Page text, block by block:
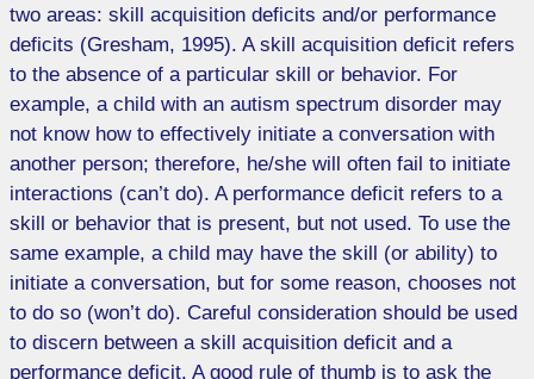
two areas: skill acquisition deficits and/or performance
deficits (Gresham, 1995). A skill acquisition deficit refers
to the absence of a particular skill or behavior. For
example, a child with an autism spectrum disorder may
not know how to effectively initiate a conversation with
another person; therefore, he/she will often fail to initiate
interactions (can’t do). A performance deficit refers to a
skill or behavior that is present, but not used. To use the
same example, a child may have the skill (or ability) to
initiate a conversation, but for some reason, chooses not
to do so (won’t do). Careful consideration should be used
to discern between a skill acquisition deficit and a
performance deficit. A good rule of thumb is to ask the